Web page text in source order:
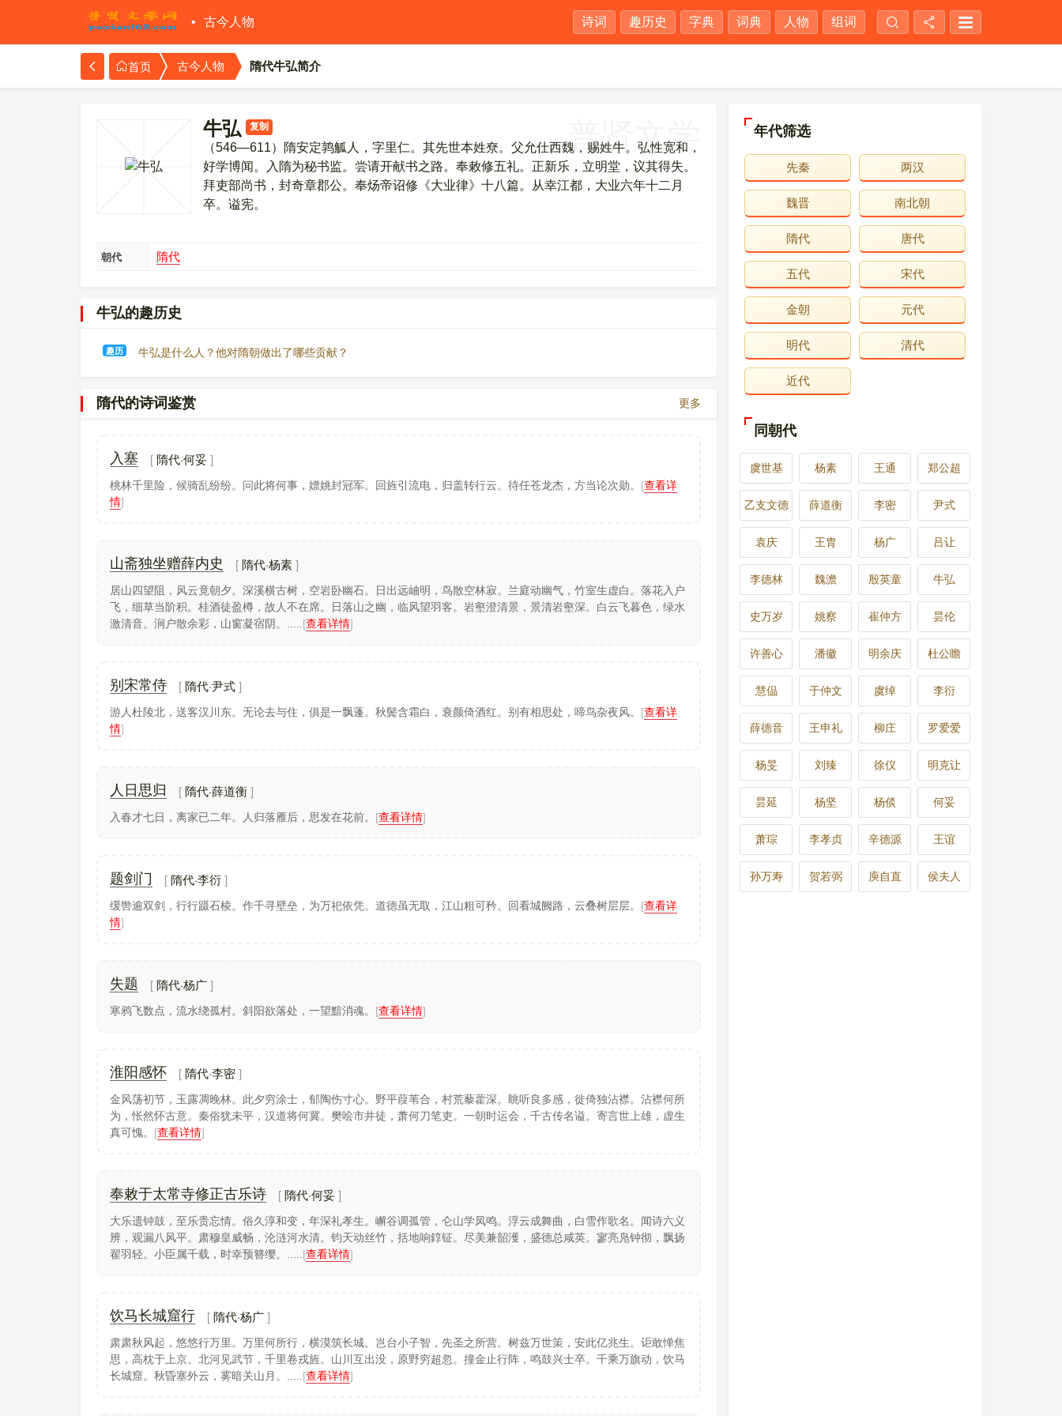
古今人物 诗词 趣历史 字典 词典 人物 组词
首页 古今人物 隋代牛弘简介
牛弘 复制
（546—611）隋安定鹑觚人，字里仁。其先世本姓尞。父允仕西魏，赐姓牛。弘性宽和，
好学博闻。入隋为秘书监。尝请开献书之路。奉敕修五礼。正新乐，立明堂，议其得失。
拜吏部尚书，封奇章郡公。奉炀帝诏修《大业律》十八篇。从幸江都，大业六年十二月
卒。谥宪。
普贤文学
朝代 隋代
牛弘的趣历史
趣历 牛弘是什么人？他对隋朝做出了哪些贡献？
隋代的诗词鉴赏 更多
入塞 隋代·何妥
桃林千里险，候骑乱纷纷。问此将何事，嫖姚封冠军。回旌引流电，归盖转行云。待任苍龙杰，方当论次勋。 [查看详
情]
山斋独坐赠薛内史 隋代·杨素
居山四望阻，风云竟朝夕。深溪横古树，空岩卧幽石。日出远岫明，鸟散空林寂。兰庭动幽气，竹室生虚白。落花入户
飞，细草当阶积。桂酒徒盈樽，故人不在席。日落山之幽，临风望羽客。岩壑澄清景，景清岩壑深。白云飞暮色，绿水
激清音。涧户散余彩，山窗凝宿阴。..... [查看详情]
别宋常侍 隋代·尹式
游人杜陵北，送客汉川东。无论去与住，俱是一飘蓬。秋鬓含霜白，衰颜倚酒红。别有相思处，啼鸟杂夜风。 [查看详
情]
人日思归 隋代·薛道衡
入春才七日，离家已二年。人归落雁后，思发在花前。 [查看详情]
题剑门 隋代·李衍
缓辔逾双剑，行行蹑石棱。作千寻壁垒，为万祀依凭。道德虽无取，江山粗可矜。回看城阙路，云叠树层层。 [查看详
情]
失题 隋代·杨广
寒鸦飞数点，流水绕孤村。斜阳欲落处，一望黯消魂。 [查看详情]
淮阳感怀 隋代·李密
金风荡初节，玉露凋晚林。此夕穷涂士，郁陶伤寸心。野平葭苇合，村荒藜藿深。眺听良多感，徙倚独沾襟。沾襟何所
为，怅然怀古意。秦俗犹未平，汉道将何冀。樊哙市井徒，萧何刀笔吏。一朝时运会，千古传名谥。寄言世上雄，虚生
真可愧。 [查看详情]
奉敕于太常寺修正古乐诗 隋代·何妥
大乐遗钟鼓，至乐贵忘情。俗久淳和变，年深礼孝生。嶰谷调孤管，仑山学凤鸣。浮云成舞曲，白雪作歌名。闻诗六义
辨，观漏八风平。肃穆皇威畅，沦涟河水清。钧天动丝竹，括地响錞钲。尽美兼韶濩，盛德总咸英。寥亮凫钟彻，飘扬
翟羽轻。小臣属千载，时幸预簪缨。..... [查看详情]
饮马长城窟行 隋代·杨广
肃肃秋风起，悠悠行万里。万里何所行，横漠筑长城。岂台小子智，先圣之所营。树兹万世策，安此亿兆生。讵敢惮焦
思，高枕于上京。北河见武节，千里卷戎旌。山川互出没，原野穷超忽。撞金止行阵，鸣鼓兴士卒。千乘万旗动，饮马
长城窟。秋昏塞外云，雾暗关山月。..... [查看详情]
年代筛选
先秦 两汉
魏晋 南北朝
隋代 唐代
五代 宋代
金朝 元代
明代 清代
近代
同朝代
虞世基 杨素 王通 郑公超
乙支文德 薛道衡 李密 尹式
袁庆 王胄 杨广 吕让
李德林 魏澹 殷英童 牛弘
史万岁 姚察 崔仲方 昙伦
许善心 潘徽 明余庆 杜公瞻
慧偘 于仲文 虞绰 李衍
薛德音 王申礼 柳庄 罗爱爱
杨旻 刘臻 徐仪 明克让
昙延 杨坚 杨倓 何妥
萧琮 李孝贞 辛德源 王谊
孙万寿 贺若弼 庾自直 侯夫人